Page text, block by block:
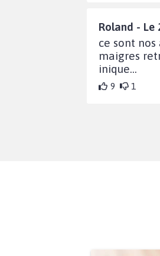
Roland - Le
ce sont
maigres
inique...
9 1